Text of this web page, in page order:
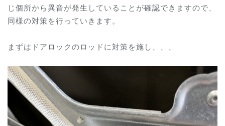
じ個所から異音が発生していることが確認できますので、
同様の対策を行っていきます。
まずはドアロックのロッドに対策を施し、、、